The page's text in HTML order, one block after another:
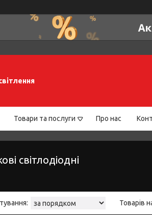
Товари та послуги Про нас
світлодіодні